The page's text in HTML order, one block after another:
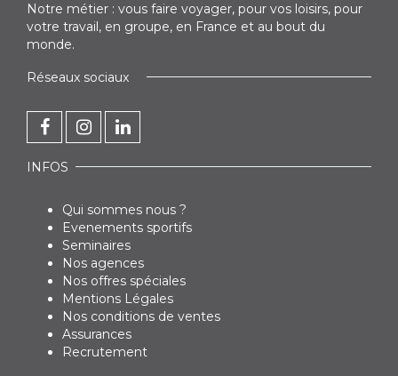
Notre métier : vous faire voyager, pour vos loisirs, pour
votre travail, en groupe, en France et au bout du
monde.
Réseaux sociaux
INFOS
Qui sommes nous ?
Evenements sportifs
Seminaires
Nos agences
Nos offres spéciales
Mentions Légales
Nos conditions de ventes
Assurances
Recrutement